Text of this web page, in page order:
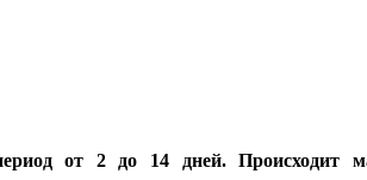
от 2 до 14 дней. Происходит